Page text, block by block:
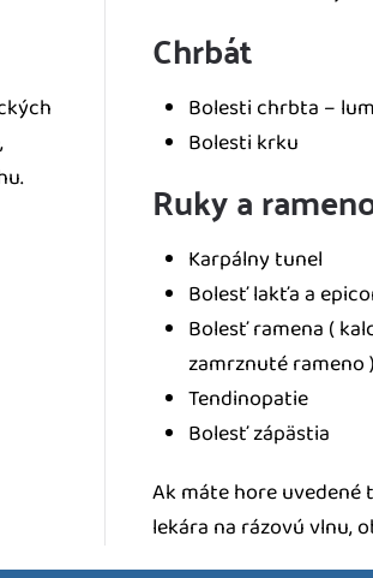
Chrbát
Bolesti chrbta –
Bolesti krku
Ruky a
Karpálny tunel
Bolesť lakťa a
Bolesť ramena (
zamrznuté rameno )
Tendinopatie
Bolesť zápästia
Ak máte hore uvedené
lekára na rázovú vlnu,